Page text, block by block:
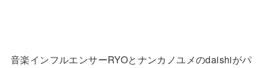
音楽インフルエンサーRYOとナンカノユメのdaishiがパ